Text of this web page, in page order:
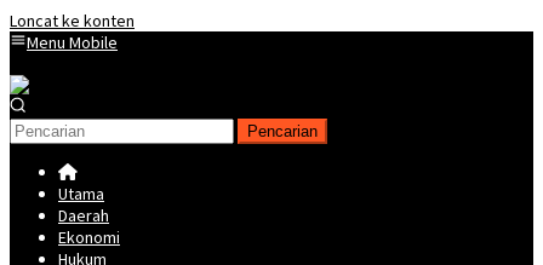
Loncat ke konten
Menu Mobile
Pencarian
Utama
Daerah
Ekonomi
Hukum